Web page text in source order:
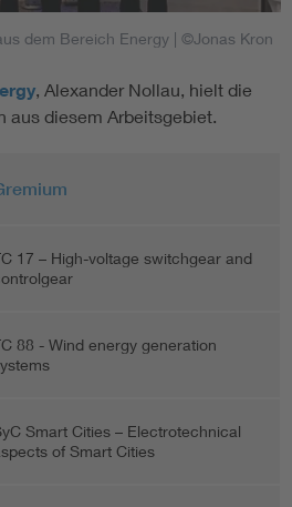
dem Bereich Energy | ©Jonas Kron
, Alexander Nollau, hielt die
aus diesem Arbeitsgebiet.
17 – High-voltage switchgear and
88 - Wind energy generation
Smart Cities – Electrotechnical
of Smart Cities